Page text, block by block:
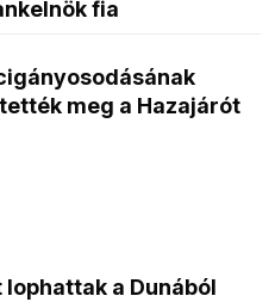
fia
meg a Hazajárót
a Dunából